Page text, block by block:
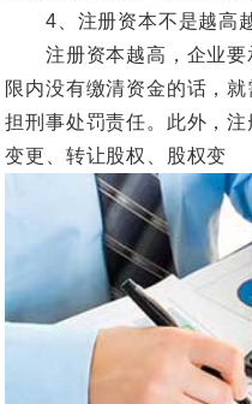
4、注册资本不是越高
注册资本越高，企业要
限内没有缴清资金的话，
担刑事处罚责任。此外，
变更、转让股权、股权变